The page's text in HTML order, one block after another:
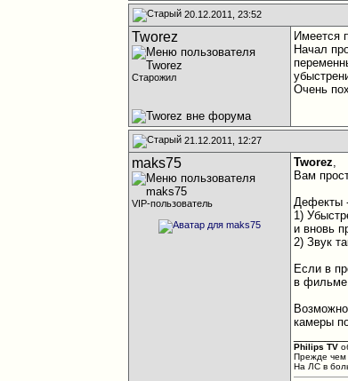
20.12.2011, 23:52
Tworez
Старожил
Имеется
Начал
Очень
21.12.2011, 12:27
maks75
VIP-пользователь
Tworez,
Вам
Дефекты
1)
и вновь
2) Звук
Если в
в
камеры
Philips TV
Прежде чем
На ЛС в